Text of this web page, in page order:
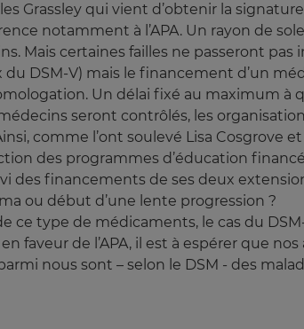
Grassley qui vient d’obtenir la
notamment à l’APA. Un rayon de
Mais certaines failles ne passeront pas
DSM-V) mais le financement d’un
Un délai fixé au maximum à
seront contrôlés, les
comme l’ont soulevé Lisa Cosgrove
des programmes d’éducation
financements de ses deux extensions
ou début d’une lente progression ?
ce type de médicaments, le cas du
faveur de l’APA, il est à espérer que
nous sont – selon le DSM - des